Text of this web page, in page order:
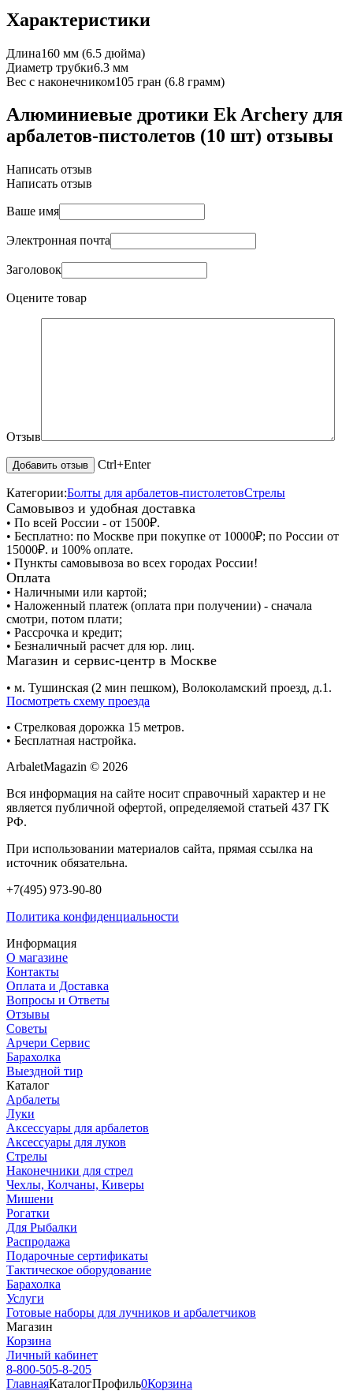
Характеристики
Длина160 мм (6.5 дюйма)
Диаметр трубки6.3 мм
Вес с наконечником105 гран (6.8 грамм)
Алюминиевые дротики Ek Archery для
арбалетов-пистолетов (10 шт) отзывы
Написать отзыв
Написать отзыв
Ваше имя
Электронная почта
Заголовок
Оцените товар
Отзыв
Ctrl+Enter
Категории:Болты для арбалетов-пистолетовСтрелы
Самовывоз и удобная доставка
• По всей России - от 1500₽.
• Бесплатно: по Москве при покупке от 10000₽; по России от
15000₽. и 100% оплате.
• Пункты самовывоза во всех городах России!
Оплата
• Наличными или картой;
• Наложенный платеж (оплата при получении) - сначала
смотри, потом плати;
• Рассрочка и кредит;
• Безналичный расчет для юр. лиц.
Магазин и сервис-центр в Москве
• м. Тушинская (2 мин пешком), Волоколамский проезд, д.1.
Посмотреть схему проезда
• Cтрелковая дорожка 15 метров.
• Бесплатная настройка.
ArbaletMagazin © 2026
Вся информация на сайте носит справочный характер и не
является публичной офертой, определяемой статьей 437 ГК
РФ.
При использовании материалов сайта, прямая ссылка на
источник обязательна.
+7(495) 973-90-80
Политика конфиденциальности
Информация
О магазине
Контакты
Оплата и Доставка
Вопросы и Ответы
Отзывы
Советы
Арчери Сервис
Барахолка
Выездной тир
Каталог
Арбалеты
Луки
Аксессуары для арбалетов
Аксессуары для луков
Стрелы
Наконечники для стрел
Чехлы, Колчаны, Киверы
Мишени
Рогатки
Для Рыбалки
Распродажа
Подарочные сертификаты
Тактическое оборудование
Барахолка
Услуги
Готовые наборы для лучников и арбалетчиков
Магазин
Корзина
Личный кабинет
8-800-505-8-205
ГлавнаяКаталогПрофиль0Корзина